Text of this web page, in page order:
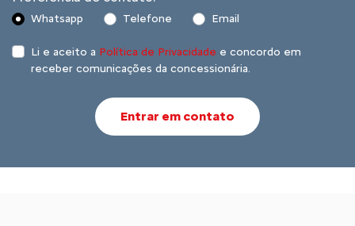
Whatsapp Telefone Email
Li e aceito a Política de Privacidade e concordo em
receber comunicações da concessionária.
Entrar em contato